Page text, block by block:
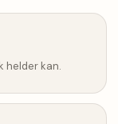
helder kan.